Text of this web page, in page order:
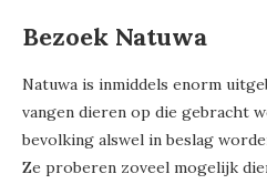
Bezoek Natuwa
Natuwa is inmiddels enorm
vangen dieren op die gebracht
bevolking alswel in beslag
Ze proberen zoveel mogelijk